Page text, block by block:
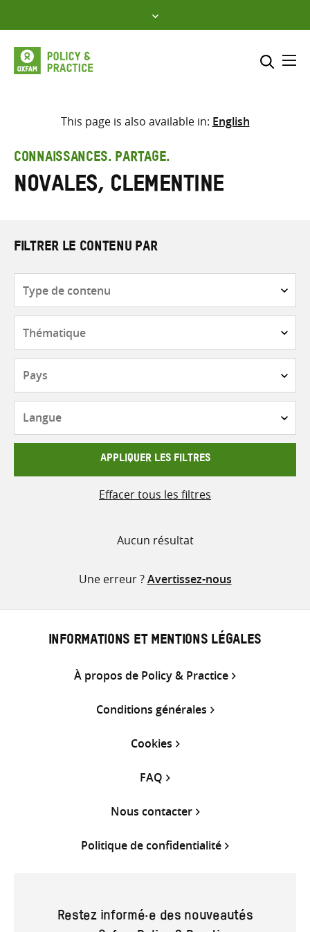
to
content
Sélectionner l’emplacement
Saisir
les
termes
This page is also available in: English
CONNAISSANCES. PARTAGE.
Novales, Clementine
FILTRER LE CONTENU PAR
contenu
APPLIQUER LES FILTRES
Effacer tous les filtres
Aucun résultat
Une erreur ?Avertissez-nous
INFORMATIONS ET MENTIONS LÉGALES
À propos de Policy & Practice
Conditions générales
Cookies
FAQ
Nous contacter
Politique de confidentialité
Restez informé·e des nouveautés